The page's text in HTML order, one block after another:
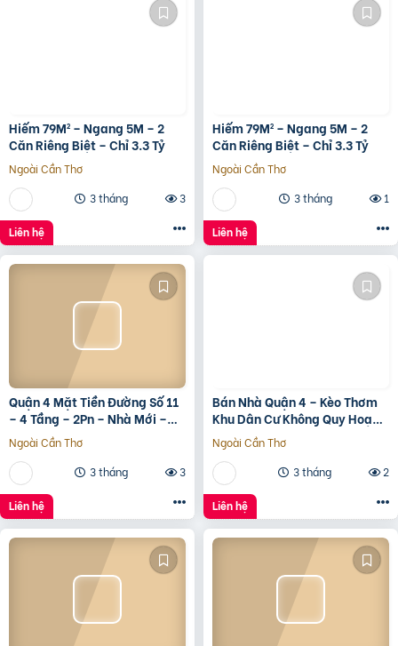
Hiếm 79M² – Ngang 5M – 2
Căn Riêng Biệt – Chỉ 3.3 Tỷ
Ngoài Cần Thơ
3 tháng
3
Liên hệ
Hiếm 79M² – Ngang 5M – 2
Căn Riêng Biệt – Chỉ 3.3 Tỷ
Ngoài Cần Thơ
3 tháng
1
Liên hệ
Quận 4 Mặt Tiền Đường Số 11
– 4 Tầng – 2Pn – Nhà Mới –
7.35 Tỷ Tl
Ngoài Cần Thơ
3 tháng
3
Liên hệ
Bán Nhà Quận 4 – Kèo Thơm
Khu Dân Cư Không Quy Hoạch
Cách Mặt Tiền Xóm Chiếu
30M
Ngoài Cần Thơ
3 tháng
2
Liên hệ